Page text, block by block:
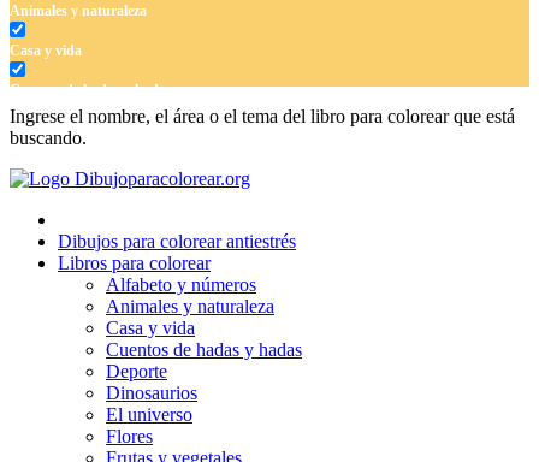
Animales y naturaleza
Casa y vida
Cuentos de hadas y hadas
Deporte
Dinosaurios
Flores
Frutas y vegetales
Halloween y otoño
Invierno y navidad
Ingrese el nombre, el área o el tema del libro para colorear que está
buscando.
Dibujos para colorear antiestrés
Libros para colorear
Alfabeto y números
Animales y naturaleza
Casa y vida
Cuentos de hadas y hadas
Deporte
Dinosaurios
El universo
Flores
Frutas y vegetales